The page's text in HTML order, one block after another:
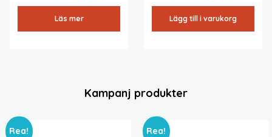
Läs mer Lägg till i varukorg
Kampanj produkter
Rea! Rea!